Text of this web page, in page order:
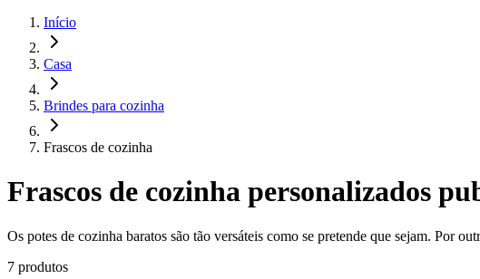
Início
Casa
Brindes para cozinha
Frascos de cozinha
Frascos de cozinha personalizados
Os potes de cozinha baratos são tão versáteis como se pretende que sejam. Por
7 produtos